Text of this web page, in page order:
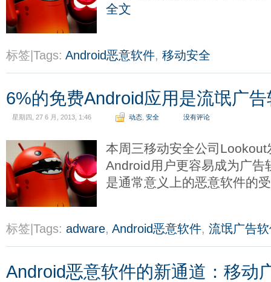
全文
标签|Tags: Android恶意软件, 移动安全
6%的免费Android应用是流氓广
星期四, 27 6 月, 2013, 1:46 动态 安全 没有评论
本周三移动安全公司
Android用户更容易成为广告
是通常意义上的恶意软件的
标签|Tags: adware, Android恶意软件, 流氓广告
Android恶意软件的新通道：移动